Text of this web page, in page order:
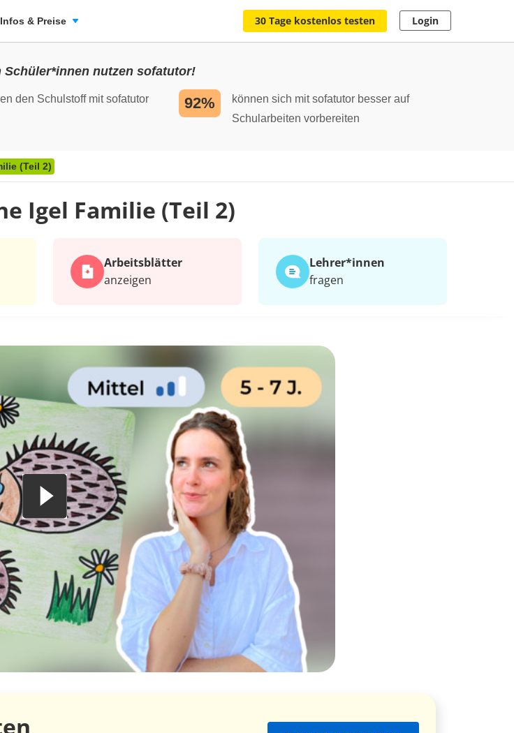
Infos & Preise 30 Tage kostenlos testen Login
Schüler*innen nutzen sofatutor!
den Schulstoff mit sofatutor
92%
können sich mit sofatutor besser auf
Schularbeiten vorbereiten
(Teil 2)
Igel Familie (Teil 2)
Arbeits­blätter
anzeigen
Lehrer*​innen
fragen